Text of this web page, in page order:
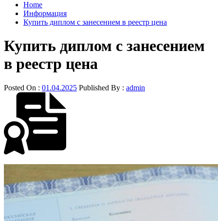
Home
Информация
Купить диплом с занесением в реестр цена
Купить диплом с занесением
в реестр цена
Posted On : 01.04.2025 Published By : admin